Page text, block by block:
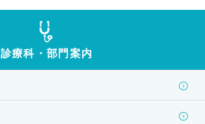
診療科・部門案内